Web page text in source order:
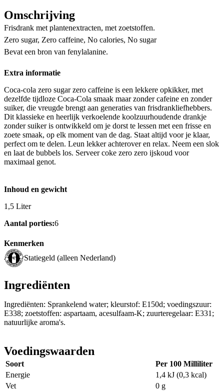
Omschrijving
Frisdrank met plantenextracten, met zoetstoffen.
Zero sugar, Zero caffeine, No calories, No sugar
Bevat een bron van fenylalanine.
Extra informatie
Coca-cola zero sugar zero caffeine is een lekkere opkikker, met
dezelfde tijdloze Coca-Cola smaak maar zonder cafeine en zonder
suiker, die vreugde brengt aan generaties van frisdrankliefhebbers.
Dit klassieke en heerlijk verkoelende koolzuurhoudende drankje
zonder suiker is ontwikkeld om je dorst te lessen met een frisse en
zoete smaak, op elk moment van de dag. Staat altijd voor je klaar,
perfect om te delen. Leun lekker achterover en relax. Neem een slok
en laat de bubbels los. Serveer coke zero zero ijskoud voor
maximaal genot.
Inhoud en gewicht
1,5 Liter
Aantal porties:6
Kenmerken
Statiegeld (alleen Nederland)
Ingrediënten
Ingrediënten: Sprankelend water; kleurstof: E150d; voedingszuur:
E338; zoetstoffen: aspartaam, acesulfaam-K; zuurteregelaar: E331;
natuurlijke aroma's.
Voedingswaarden
Soort
Per 100 Milliliter
Energie
1,4 kJ (0,3 kcal)
Vet
0 g